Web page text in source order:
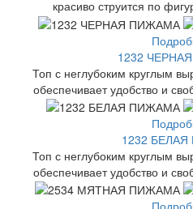
красиво струится по
1232
Топ с неглубоким круглым
обеспечивает удобство и
1232
Топ с неглубоким круглым
обеспечивает удобство и